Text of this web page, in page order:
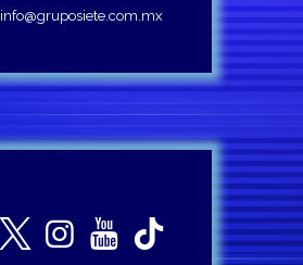
info@gruposiete.com.mx